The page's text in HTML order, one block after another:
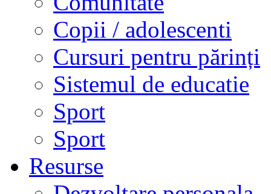
Copii / adolescenti
Cursuri pentru părinți
Sistemul de educatie
Sport
Sport
Resurse